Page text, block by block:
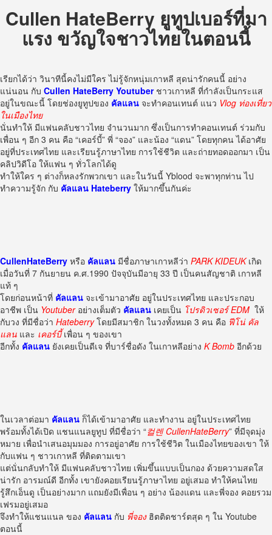
Cullen HateBerry ยูทูปเบอร์ที่มา
แรง ขวัญใจชาวไทยในตอนนี้
เรียกได้ว่า วินาทีนี้คงไม่มีใคร ไม่รู้จักหนุ่มเกาหลี สุดน่ารักคนนี้ อย่าง
แน่นอน กับ Cullen HateBerry Youtuberชาวเกาหลี ที่กำลังเป็นกระแส
อยู่ในขณะนี้ โดยช่องยูทูปของ คัลแลน จะทำคอนเทนต์ แนว Vlog ท่องเที่ยว
ในเมืองไทย
นั่นทำให้ มีแฟนคลับชาวไทย จำนวนมาก ซึ่งเป็นการทำคอนเทนต์ ร่วมกับ
เพื่อน ๆ อีก 3 คน คือ “เคอร์บี้” พี่ “จอง” และน้อง “แดน” โดยทุกคน ได้อาศัย
อยู่ที่ประเทศไทย และเรียนรู้ภาษาไทย การใช้ชีวิต และถ่ายทอดออกมา เป็น
คลิปวิดีโอ ให้แฟน ๆ ทั่วโลกได้ดู
ทำให้ใคร ๆ ต่างก็หลงรักพวกเขา และในวันนี้ Yblood จะพาทุกท่าน ไป
ทำความรู้จัก กับ คัลแลน Hateberry ให้มากขึ้นกันค่ะ
CullenHateBerry หรือ คัลแลน มีชื่อภาษาเกาหลีว่า PARK KIDEUKเกิด
เมื่อวันที่ 7 กันยายน ค.ศ.1990 ปัจจุบันมีอายุ 33 ปี เป็นคนสัญชาติ เกาหลี
แท้ ๆ
โดยก่อนหน้าที่ คัลแลน จะเข้ามาอาศัย อยู่ในประเทศไทย และประกอบ
อาชีพ เป็น Youtuberอย่างเต็มตัว คัลแลน เคยเป็น โปรดิวเซอร์ EDM ให้
กับวง ที่มีชื่อว่า Hateberryโดยมีสมาชิก ในวงทั้งหมด 3 คน คือ ฟีโน่ คัล
แลน และ เคอร์บี้เพื่อน ๆ ของเขา
อีกทั้ง คัลแลน ยังเคยเป็นดีเจ ที่บาร์ชื่อดัง ในเกาหลีอย่าง K Bomb อีกด้วย
ในเวลาต่อมา คัลแลน ก็ได้เข้ามาอาศัย และทำงาน อยู่ในประเทศไทย
พร้อมทั้งได้เปิด แชนแนลยูทูป ที่มีชื่อว่า “컬렌 CullenHateBerry” ที่มีจุดมุ่ง
หมาย เพื่อนำเสนอมุมมอง การอยู่อาศัย การใช้ชีวิต ในเมืองไทยของเขา ให้
กับแฟน ๆ ชาวเกาหลี ที่ติดตามเขา
แต่นั่นกลับทำให้ มีแฟนคลับชาวไทย เพิ่มขึ้นแบบเป็นกอง ด้วยความสดใส
น่ารัก อารมณ์ดี อีกทั้ง เขายังคอยเรียนรู้ภาษาไทย อยู่เสมอ ทำให้คนไทย
รู้สึกเอ็นดู เป็นอย่างมาก แถมยังมีเพื่อน ๆ อย่าง น้องแดน และพี่จอง คอยรวม
เฟรมอยู่เสมอ
จึงทำให้แชนแนล ของ คัลแลน กับ พี่จองฮิตติดชาร์ตสุด ๆ ใน Youtube
ตอนนี้